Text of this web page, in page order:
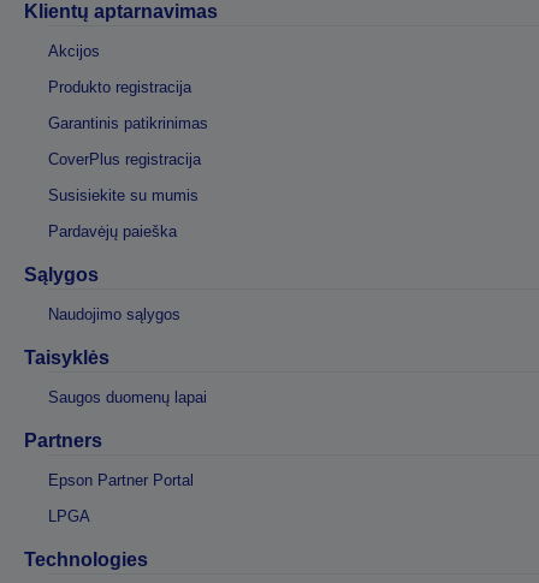
Klientų aptarnavimas
Akcijos
Produkto registracija
Garantinis patikrinimas
CoverPlus registracija
Susisiekite su mumis
Pardavėjų paieška
Sąlygos
Naudojimo sąlygos
Taisyklės
Saugos duomenų lapai
Partners
Epson Partner Portal
LPGA
Technologies